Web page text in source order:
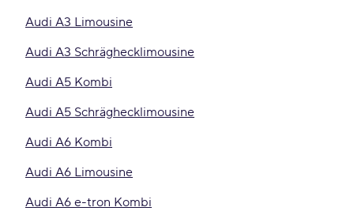
Audi A3 Limousine
Audi A3 Schräghecklimousine
Audi A5 Kombi
Audi A5 Schräghecklimousine
Audi A6 Kombi
Audi A6 Limousine
Audi A6 e-tron Kombi